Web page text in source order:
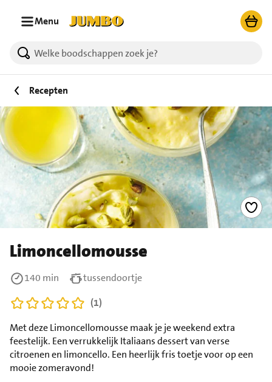
Menu
Recepten
Limoncellomousse
Met deze Limoncellomousse maak je je weekend extra
feestelijk. Een verrukkelijk Italiaans dessert van verse
citroenen en limoncello. Een heerlijk fris toetje voor op een
mooie zomeravond!
140 min
tussendoortje
(1)